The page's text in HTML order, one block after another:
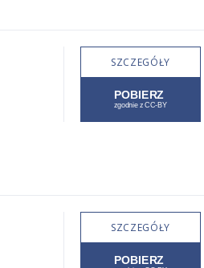
SZCZEGÓŁY
SZCZEGÓŁY